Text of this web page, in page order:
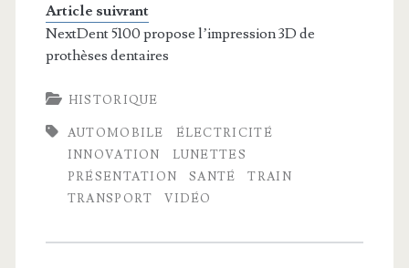
Article suivrant
NextDent 5100 propose l’impression 3D de
prothèses dentaires
HISTORIQUE
AUTOMOBILE
ÉLECTRICITÉ
INNOVATION
LUNETTES
PRÉSENTATION
SANTÉ
TRAIN
TRANSPORT
VIDÉO